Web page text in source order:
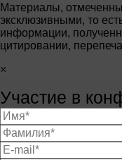
Материалы,
эксклюзивными, то
информации,
цитировании,
×
Участие в